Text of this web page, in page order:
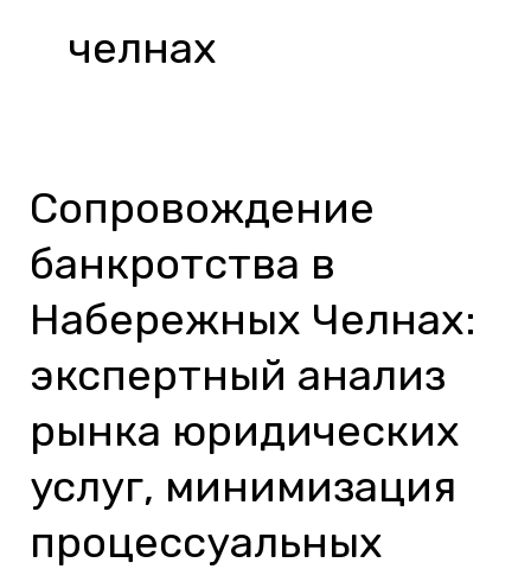
челнах
Сопровождение
банкротства в
Набережных Челнах:
экспертный анализ
рынка юридических
услуг, минимизация
процессуальных
Сопровождение
банкротства
в
Набережных
Челнах:
экспертный
рынка
юридических
услуг,
минимизация